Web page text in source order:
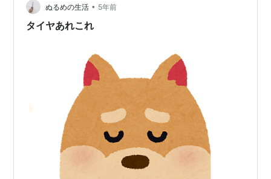
イズ違いのは見ること…
ぬるめの生活 • 5年前
タイヤあれこれ